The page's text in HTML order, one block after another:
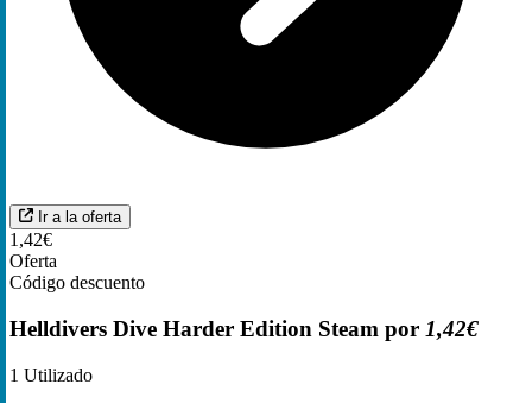
Ir a la oferta
1,42€
Oferta
Código descuento
Helldivers Dive Harder Edition Steam por 1,42€
1 Utilizado